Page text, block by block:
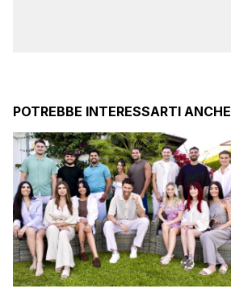
POTREBBE INTERESSARTI ANCHE